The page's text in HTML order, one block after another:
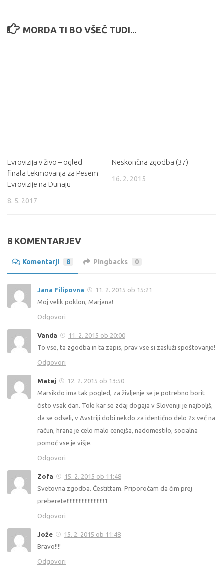
MORDA TI BO VŠEČ TUDI...
Evrovizija v živo – ogled
finala tekmovanja za Pesem
Evrovizije na Dunaju
8. 5. 2017
Neskončna zgodba (37)
16. 2. 2015
8 KOMENTARJEV
Komentarji 8 Pingbacks 0
Jana Filipovna
11. 2. 2015 ob 15:21
Moj velik poklon, Marjana!
Odgovori
Vanda
11. 2. 2015 ob 20:00
To vse, ta zgodba in ta zapis, prav vse si zasluži spoštovanje!
Odgovori
Matej
12. 2. 2015 ob 13:50
Marsikdo ima tak pogled, za življenje se je potrebno borit
čisto vsak dan. Tole kar se zdaj dogaja v Sloveniji je najboljš,
da se odseli, v Avstriji dobi nekdo za identično delo 2x več na
račun, hrana je celo malo cenejša, nadomestilo, socialna
pomoč vse je višje.
Odgovori
Zofa
15. 2. 2015 ob 11:48
Svetovna zgodba. Čestittam. Priporočam da čim prej
preberete!!!!!!!!!!!!!!!!!!!!!!!!!1
Odgovori
Jože
15. 2. 2015 ob 11:48
Bravo!!!!
Odgovori